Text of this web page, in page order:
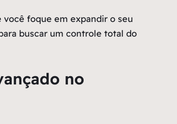
foque em expandir o seu
buscar um controle total do
no